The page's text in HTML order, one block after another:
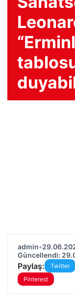
admin•
Güncellendi:
Paylaş: Twitter
Pinterest